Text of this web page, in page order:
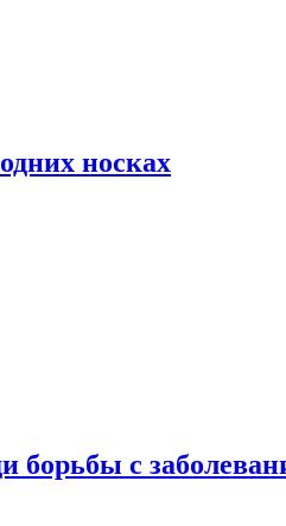
носках
борьбы с